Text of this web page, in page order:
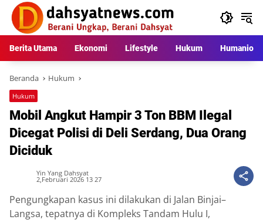
Langsung
konten
Berita Utama Ekonomi Lifestyle Hukum Humaniora
Beranda Hukum
Hukum
Mobil Angkut Hampir 3 Ton BBM Ilegal
Dicegat Polisi di Deli Serdang, Dua Orang
Diciduk
Yin Yang Dahsyat
2,Februari 2026 13 27
Pengungkapan kasus ini dilakukan di Jalan Binjai–
Langsa, tepatnya di Kompleks Tandam Hulu I,